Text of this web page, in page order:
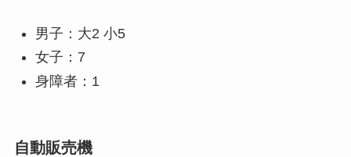
男子：大2 小5
女子：7
身障者：1
自動販売機